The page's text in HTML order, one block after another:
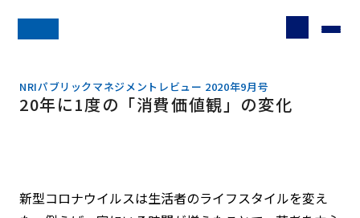
NRIパブリックマネジメントレビュー 2020年9月号
20年に1度の「消費価値観」の変化
新型コロナウイルスは生活者のライフスタイルを変え